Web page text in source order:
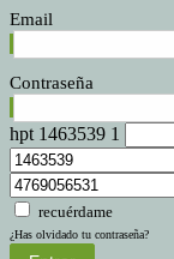
Email
Contraseña
hpt 1463539 1
recuérdame
¿Has olvidado tu contraseña?